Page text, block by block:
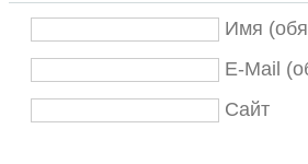
Имя
E-Mail
Сайт